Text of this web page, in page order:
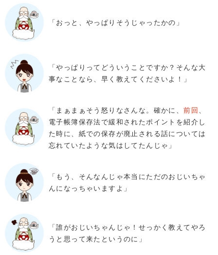
「おっと、やっぱりそうじゃったかの」
「やっぱりってどういうことですか？そんな大
事なことなら、早く教えてくださいよ！」
「まぁまぁそう怒りなさんな。確かに、前回
電子帳簿保存法で緩和されたポイントを紹介し
た時に、紙での保存が廃止される話については
忘れていたような気はしてたんじゃ」
「もう、そんなんじゃ本当にただのおじいちゃ
んになっちゃいますよ」
「誰がおじいちゃんじゃ！せっかく教えてやろ
うと思って来たというのに」